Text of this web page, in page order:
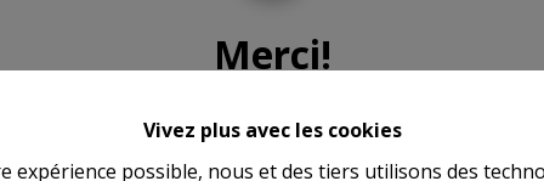
Vivez plus avec les cookies
expérience possible, nous et des tiers utilisons des
Merci!